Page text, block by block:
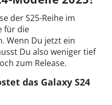
der S25-Reihe im
für die
Wenn Du jetzt ein
Du also weniger tief
zum Release.
das Galaxy S24